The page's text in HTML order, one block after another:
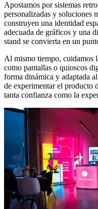
Apostamos por sistemas
personalizadas y soluciones
construyen una identidad
adecuada de gráficos y una
stand se convierta en un
Al mismo tiempo, cuidamos
como pantallas o quioscos
forma dinámica y adaptada
de experimentar el producto
tanta confianza como la